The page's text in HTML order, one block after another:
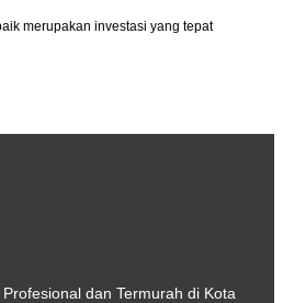
merupakan investasi yang tepat
dan Termurah di Kota